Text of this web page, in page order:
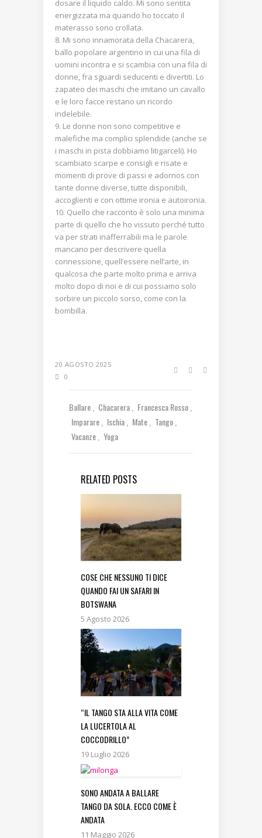
dosare il liquido caldo. Mi sono sentita
energizzata ma quando ho toccato il
materasso sono crollata.
Mi sono innamorata della Chacarera,
ballo popolare argentino in cui una fila di
uomini incontra e si scambia con una fila di
donne, fra sguardi seducenti e divertiti. Lo
zapateo dei maschi che imitano un cavallo
e le loro facce restano un ricordo
indelebile.
Le donne non sono competitive e
malefiche ma complici splendide (anche se
i maschi in pista dobbiamo litigarceli). Ho
scambiato scarpe e consigli e risate e
momenti di prove di passi e adornos con
tante donne diverse, tutte disponibili,
accoglienti e con ottime ironia e autoironia.
Quello che racconto è solo una minima
parte di quello che ho vissuto perché tutto
va per strati inafferrabili ma le parole
mancano per descrivere quella
connessione, quell’essere nell’arte, in
qualcosa che parte molto prima e arriva
molto dopo di noi e di cui possiamo solo
sorbire un piccolo sorso, come con la
bombilla.
20 AGOSTO 2025
0
Ballare Chacarera
Francesca Rosso
Imparare
Ischia Mate
Tango
Vacanze
Yoga
RELATED POSTS
COSE CHE NESSUNO TI DICE
QUANDO FAI UN SAFARI IN
BOTSWANA
5 Agosto 2026
“IL TANGO STA ALLA VITA COME
LA LUCERTOLA AL
COCCODRILLO”
19 Luglio 2026
SONO ANDATA A BALLARE
TANGO DA SOLA. ECCO COME È
ANDATA
11 Maggio 2026